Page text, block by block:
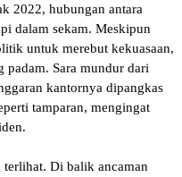
2022, hubungan antara
dalam sekam. Meskipun
untuk merebut kekuasaan,
padam. Sara mundur dari
kantornya dipangkas
tamparan, mengingat
terlihat. Di balik ancaman